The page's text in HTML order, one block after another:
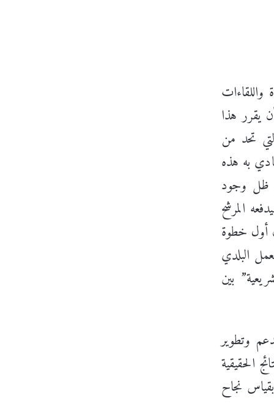
يقرر هذا
تحد من
به هذه
ظل وجود
المرشح
أول خطوة
البلدي
بين
وتطوير
الحقيقية
بقياس نجاح